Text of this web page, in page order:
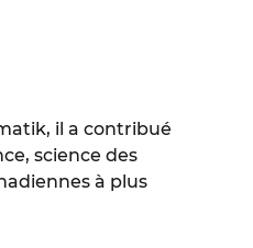
il a contribué
science des
à plus